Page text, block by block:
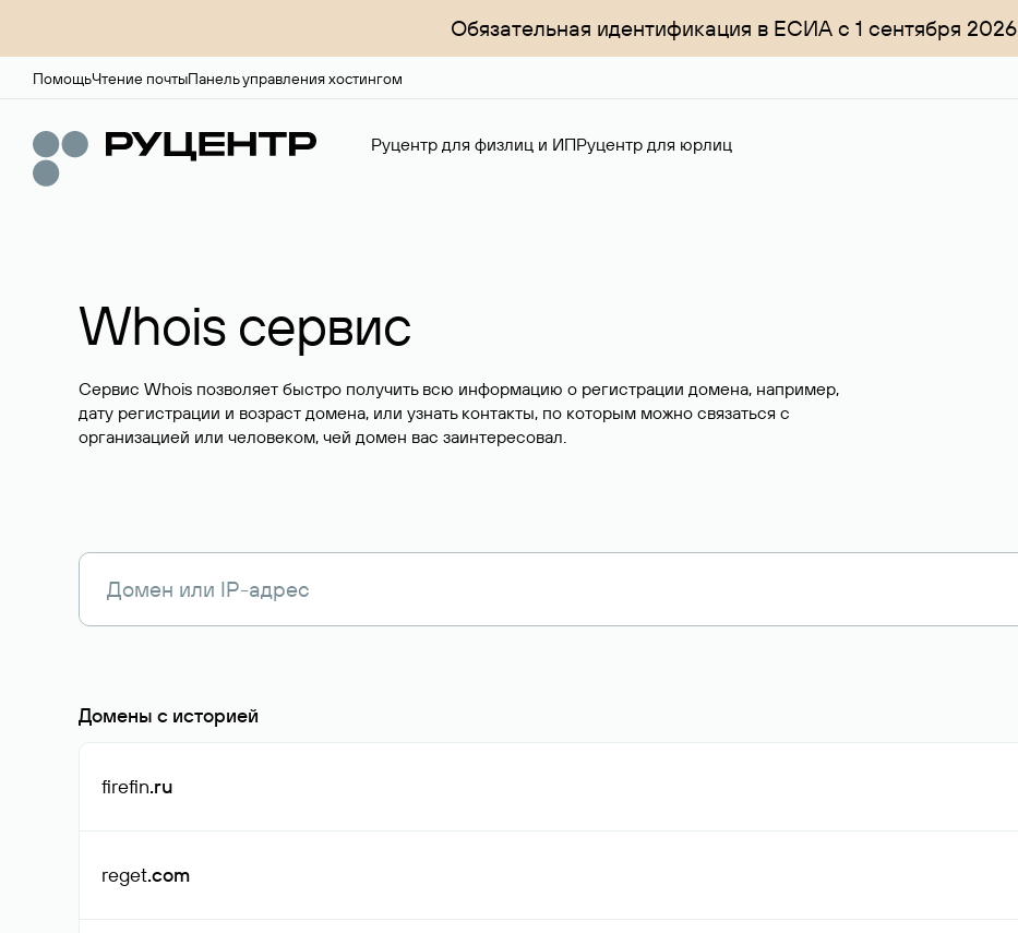
Обязательная идентификация в ЕСИА с 1 сентября 2026
ПомощьЧтение почтыПанель управления хостингом
Руцентр для физлиц и ИПРуцентр для юрлиц
Whois сервис
Сервис Whois позволяет быстро получить всю информацию о регистрации домена, например,
дату регистрации и возраст домена, или узнать контакты, по которым можно связаться с
организацией или человеком, чей домен вас заинтересовал.
Домены с историей
firefin.ru
reget.com